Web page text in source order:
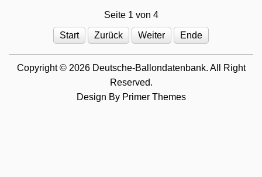
Seite 1 von 4
Start Zurück Weiter Ende
Copyright © 2026 Deutsche-Ballondatenbank. All Right
Reserved.
Design By Primer Themes